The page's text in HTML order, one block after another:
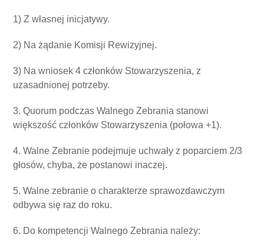
1) Z własnej inicjatywy.
2) Na żądanie Komisji Rewizyjnej.
3) Na wniosek 4 członków Stowarzyszenia, z
uzasadnionej potrzeby.
3. Quorum podczas Walnego Zebrania stanowi
większość członków Stowarzyszenia (połowa +1).
4. Walne Zebranie podejmuje uchwały z poparciem 2/3
głosów, chyba, że postanowi inaczej.
5. Walne zebranie o charakterze sprawozdawczym
odbywa się raz do roku.
6. Do kompetencji Walnego Zebrania należy: